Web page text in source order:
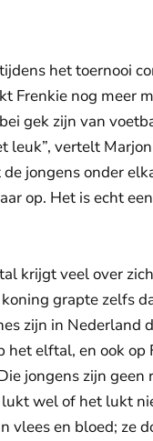
het toernooi
Frenkie nog meer
gek zijn van
leuk”, vertelt
jongens onder
op. Het is echt
krijgt veel over
grapte zelfs
zijn in Nederland
het elftal, en ook op
jongens zijn geen
wel of het lukt
vlees en bloed; ze